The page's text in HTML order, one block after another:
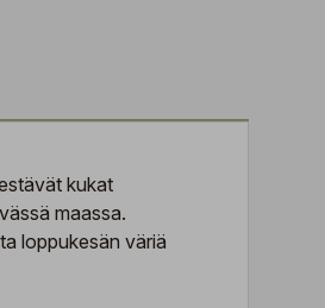
kukat
maassa.
loppukesän väriä